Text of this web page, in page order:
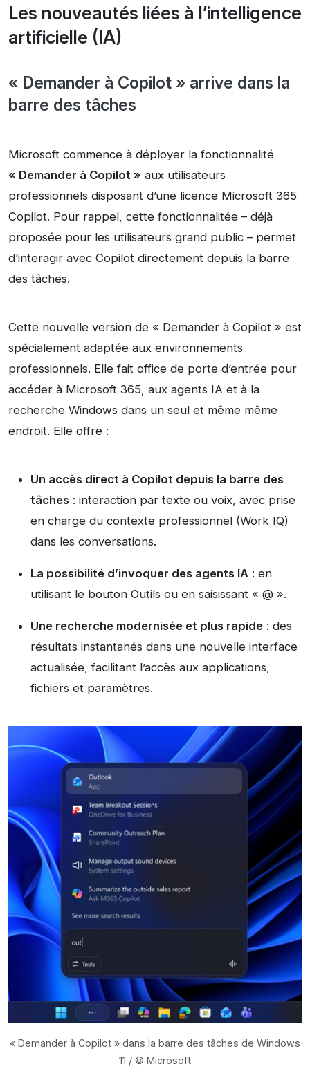
Les nouveautés liées à l’intelligence
artificielle (IA)
« Demander à Copilot » arrive dans la
barre des tâches
Microsoft commence à déployer la fonctionnalité
« Demander à Copilot » aux utilisateurs
professionnels disposant d’une licence Microsoft 365
Copilot. Pour rappel, cette fonctionnalitée – déjà
proposée pour les utilisateurs grand public – permet
d’interagir avec Copilot directement depuis la barre
des tâches.
Cette nouvelle version de « Demander à Copilot » est
spécialement adaptée aux environnements
professionnels. Elle fait office de porte d’entrée pour
accéder à Microsoft 365, aux agents IA et à la
recherche Windows dans un seul et même même
endroit. Elle offre :
Un accès direct à Copilot depuis la barre des
tâches : interaction par texte ou voix, avec prise
en charge du contexte professionnel (Work IQ)
dans les conversations.
La possibilité d’invoquer des agents IA : en
utilisant le bouton Outils ou en saisissant « @ ».
Une recherche modernisée et plus rapide : des
résultats instantanés dans une nouvelle interface
actualisée, facilitant l’accès aux applications,
fichiers et paramètres.
« Demander à Copilot » dans la barre des tâches de Windows
11 / © Microsoft